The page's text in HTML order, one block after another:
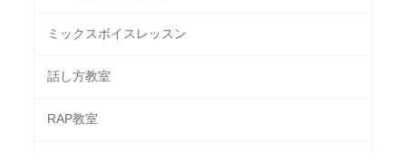
ミックスボイスレッスン
話し方教室
RAP教室